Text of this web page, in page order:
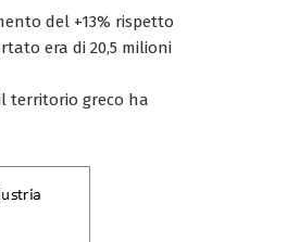
del +13% rispetto
era di 20,5 milioni
territorio greco ha